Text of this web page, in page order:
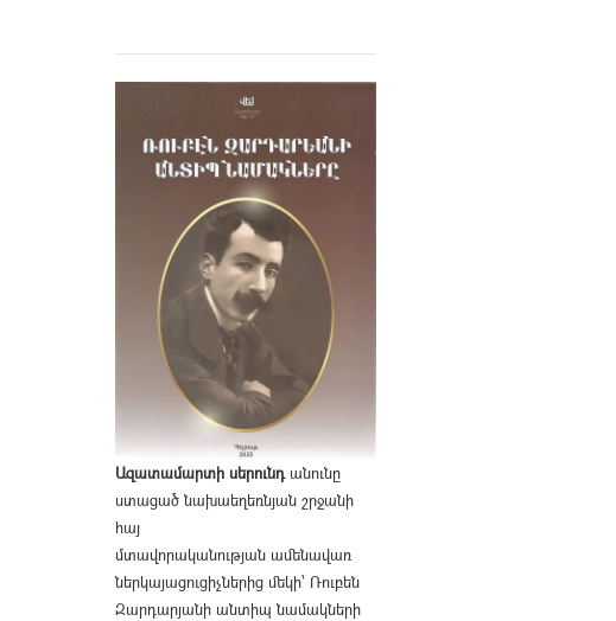
Ազատամարտի սերունդանունը
ստացած նախաեղեռնյան շրջանի
հայ
մտավորականության ամենավառ
ներկայացուցիչներից մեկի՝ Ռուբեն
Զարդարյանի անտիպ նամակների